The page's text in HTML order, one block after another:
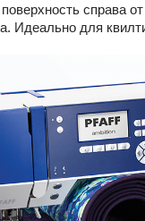
справа
Идеально для